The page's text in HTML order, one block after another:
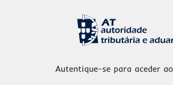
Autentique-se para aceder